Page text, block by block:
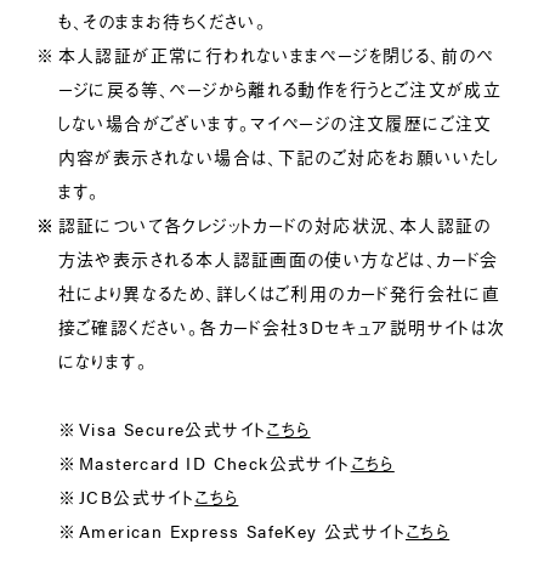
も、そのままお待ちください。
本人認証が正常に行われないままページを閉じる、前のペ
ージに戻る等、ページから離れる動作を行うとご注文が成立
しない場合がございます。マイページの注文履歴にご注文
内容が表示されない場合は、下記のご対応をお願いいたし
ます。
認証について各クレジットカードの対応状況、本人認証の
方法や表示される本人認証画面の使い方などは、カード会
社により異なるため、詳しくはご利用のカード発行会社に直
接ご確認ください。各カード会社3Dセキュア説明サイトは次
になります。
Visa Secure公式サイトこちら
Mastercard ID Check公式サイト こちら
JCB公式サイトこちら
American Express SafeKey 公式サイトこちら